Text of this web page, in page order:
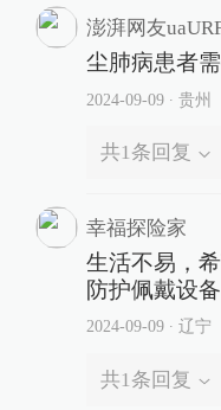
澎湃网友
尘肺病患者
2024-09-09∙ 贵州
共1条回复
幸福探险家
生活不易，
防护佩戴设备
2024-09-09∙ 辽宁
共1条回复